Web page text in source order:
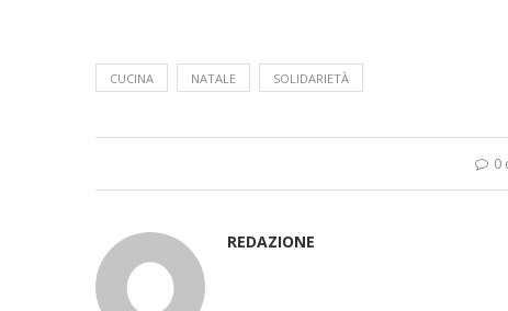
CUCINA NATALE SOLIDARIETÀ
0
REDAZIONE